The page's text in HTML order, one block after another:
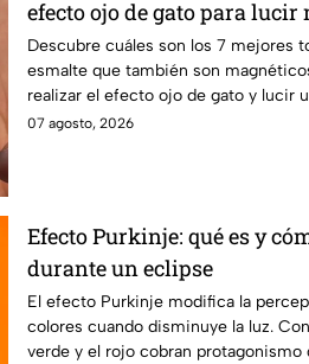
efecto ojo de gato para lucir
elegantes
Descubre cuáles son los 7 mejores
esmalte que también son
realizar el efecto ojo de gato y lucir
moderna
07 agosto, 2026
Efecto Purkinje: qué es y
durante un eclipse
El efecto Purkinje modifica la
colores cuando disminuye la luz.
verde y el rojo cobran protagonismo